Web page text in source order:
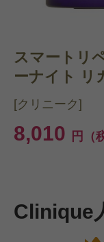
スマートリ
ーナイト リ
[クリニーク]
8,010 円（
Clinique